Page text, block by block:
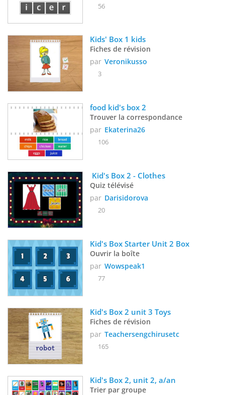
56
Kids' Box 1 kids
Fiches de révision
par Veronikusso
3
food kid's box 2
Trouver la correspondance
par Ekaterina26
106
Kid's Box 2 - Clothes
Quiz télévisé
par Darisidorova
20
Kid's Box Starter Unit 2 Box
Ouvrir la boîte
par Wowspeak1
77
Kid's Box 2 unit 3 Toys
Fiches de révision
par Teachersengchirusetc
165
Kid's Box 2, unit 2, a/an
Trier par groupe